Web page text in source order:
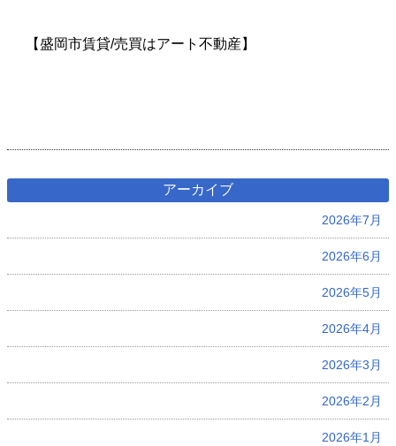
【盛岡市賃貸/売買はアート不動産】
アーカイブ
2026年7月
2026年6月
2026年5月
2026年4月
2026年3月
2026年2月
2026年1月